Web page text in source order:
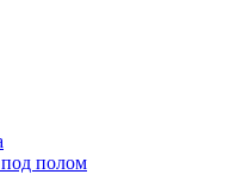
полом